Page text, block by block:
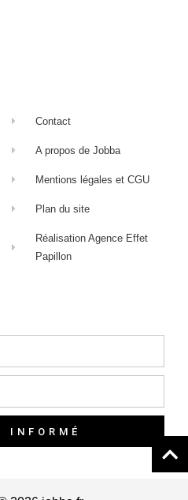
Contact
A propos de Jobba
Mentions légales et CGU
Plan du site
Réalisation Agence Effet
Papillon
INFORMÉ